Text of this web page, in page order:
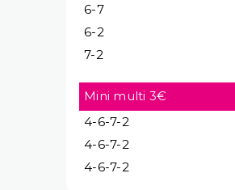
6-7
6-2
7-2
Mini multi 3€
4-6-7-2
4-6-7-2
4-6-7-2